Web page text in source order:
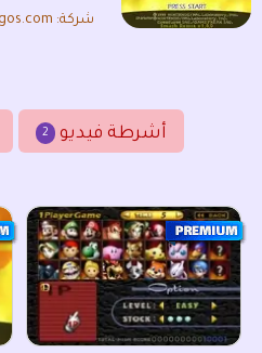
شركة: minijuegos.com
2 أشرطة فيديو